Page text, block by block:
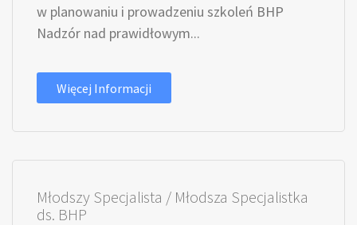
w planowaniu i prowadzeniu szkoleń BHP
Nadzór nad prawidłowym...
Więcej Informacji
Młodszy Specjalista / Młodsza Specjalistka
ds. BHP